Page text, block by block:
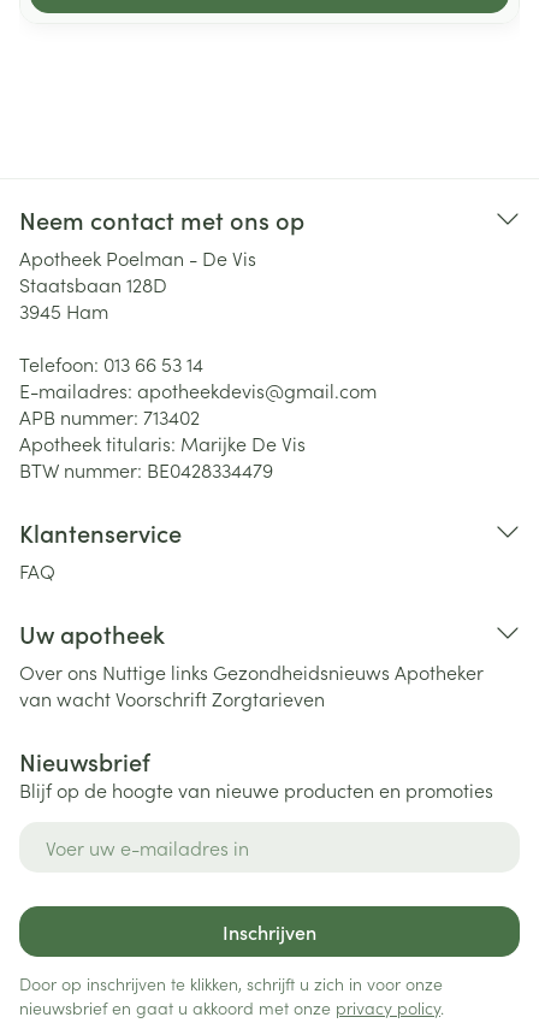
Neem contact met ons op
Apotheek Poelman - De Vis
Staatsbaan 128D
3945 Ham
Telefoon: 013 66 53 14
E-mailadres: apotheekdevis@gmail.com
APB nummer: 713402
Apotheek titularis: Marijke De Vis
BTW nummer: BE0428334479
Klantenservice
FAQ
Uw apotheek
Over ons Nuttige links Gezondheidsnieuws Apotheker
van wachtVoorschriftZorgtarieven
Nieuwsbrief
Blijf op de hoogte van nieuwe producten en promoties
Inschrijven
Door op inschrijven te klikken, schrijft u zich in voor onze
nieuwsbrief en gaat u akkoord met onze privacy policy.